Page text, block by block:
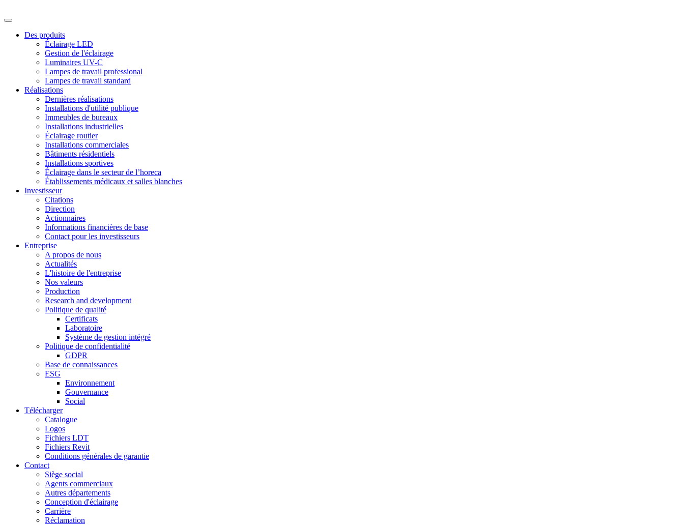
Des produits
Éclairage LED
Gestion de l'éclairage
Luminaires UV-C
Lampes de travail professional
Lampes de travail standard
Réalisations
Dernières réalisations
Installations d'utilité publique
Immeubles de bureaux
Installations industrielles
Éclairage routier
Installations commerciales
Bâtiments résidentiels
Installations sportives
Éclairage dans le secteur de l’horeca
Établissements médicaux et salles blanches
Investisseur
Citations
Direction
Actionnaires
Informations financières de base
Contact pour les investisseurs
Entreprise
A propos de nous
Actualités
L'histoire de l'entreprise
Nos valeurs
Production
Research and development
Politique de qualité
Certificats
Laboratoire
Système de gestion intégré
Politique de confidentialité
GDPR
Base de connaissances
ESG
Environnement
Gouvernance
Social
Télécharger
Catalogue
Logos
Fichiers LDT
Fichiers Revit
Conditions générales de garantie
Contact
Siège social
Agents commerciaux
Autres départements
Conception d'éclairage
Carrière
Réclamation